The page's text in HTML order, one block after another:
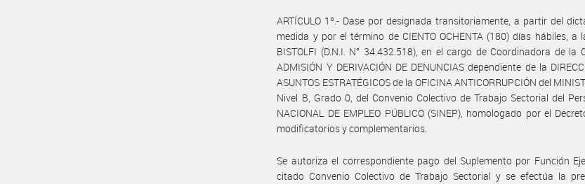
ARTÍCULO 1º.- Dase por designada transitoriamente, a partir del
medida y por el término de CIENTO OCHENTA (180) días hábiles, a
BISTOLFI (D.N.I. N° 34.432.518), en el cargo de Coordinadora de la
ADMISIÓN Y DERIVACIÓN DE DENUNCIAS dependiente de la
ASUNTOS ESTRATÉGICOS de la OFICINA ANTICORRUPCIÓN del
Nivel B, Grado 0, del Convenio Colectivo de Trabajo Sectorial del
NACIONAL DE EMPLEO PÚBLICO (SINEP), homologado por el
modificatorios y complementarios.
Se autoriza el correspondiente pago del Suplemento por Función
citado Convenio Colectivo de Trabajo Sectorial y se efectúa la